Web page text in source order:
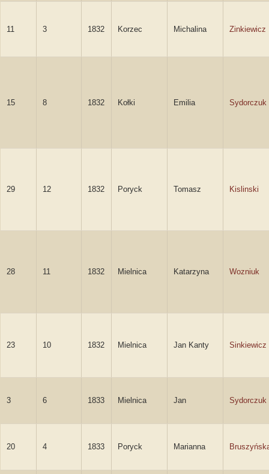
11 3 1832 Korzec Michalina Zinkiewicz
15 8 1832 Kołki Emilia Sydorczuk
29 12 1832 Poryck Tomasz Kislinski
28 11 1832 Mielnica Katarzyna Wozniuk
23 10 1832 Mielnica Jan Kanty Sinkiewicz
3 6 1833 Mielnica Jan Sydorczuk
20 4 1833 Poryck Marianna